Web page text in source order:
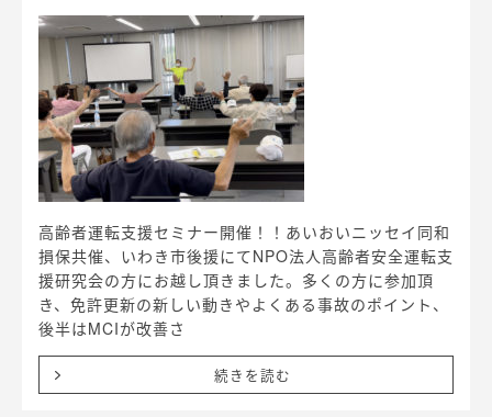
高齢者運転支援セミナー開催！！あいおいニッセイ同和
損保共催、いわき市後援にてNPO法人高齢者安全運転支
援研究会の方にお越し頂きました。多くの方に参加頂
き、免許更新の新しい動きやよくある事故のポイント、
後半はMCIが改善さ
続きを読む